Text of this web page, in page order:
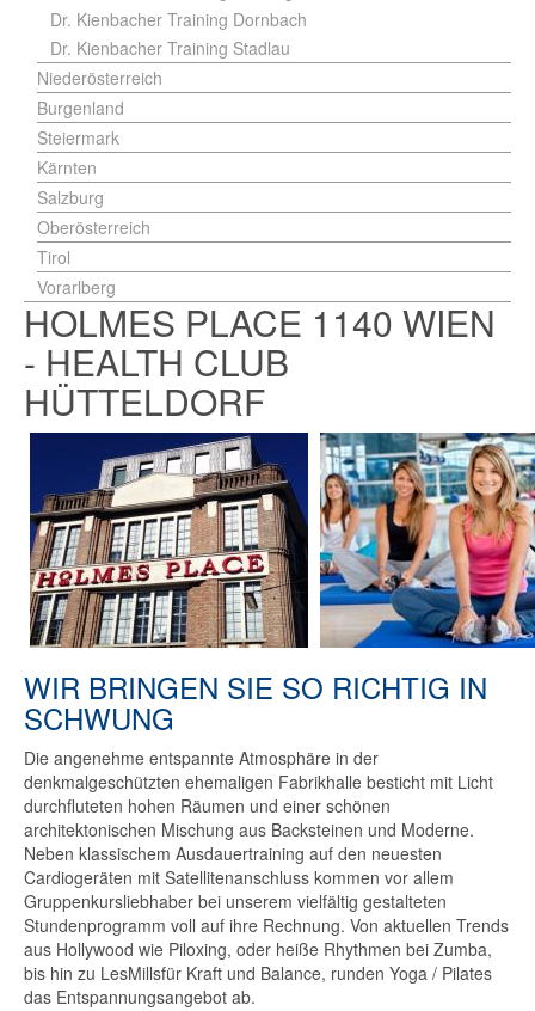
Dr. Kienbacher Training Dornbach
Dr. Kienbacher Training Stadlau
Niederösterreich
Burgenland
Steiermark
Kärnten
Salzburg
Oberösterreich
Tirol
Vorarlberg
HOLMES PLACE 1140 WIEN
- HEALTH CLUB
HÜTTELDORF
WIR BRINGEN SIE SO RICHTIG IN
SCHWUNG
Die angenehme entspannte Atmosphäre in der
denkmalgeschützten ehemaligen Fabrikhalle besticht mit Licht
durchfluteten hohen Räumen und einer schönen
architektonischen Mischung aus Backsteinen und Moderne.
Neben klassischem Ausdauertraining auf den neuesten
Cardiogeräten mit Satellitenanschluss kommen vor allem
Gruppenkursliebhaber bei unserem vielfältig gestalteten
Stundenprogramm voll auf ihre Rechnung. Von aktuellen Trends
aus Hollywood wie Piloxing, oder heiße Rhythmen bei Zumba,
bis hin zu LesMillsfür Kraft und Balance, runden Yoga / Pilates
das Entspannungsangebot ab.